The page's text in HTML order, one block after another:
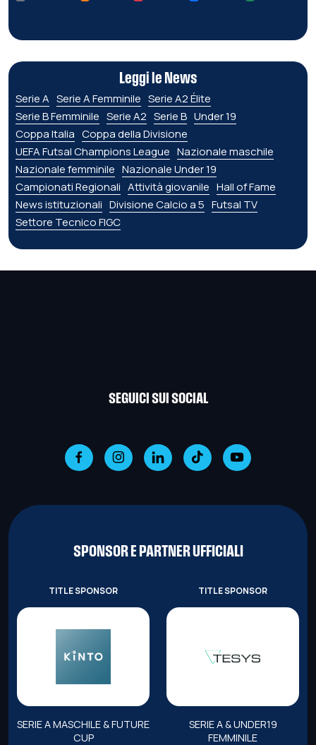
Leggi le News
Serie A Serie A Femminile Serie A2 Élite
Serie B Femminile Serie A2 Serie B Under 19
Coppa Italia Coppa della Divisione
UEFA Futsal Champions League Nazionale maschile
Nazionale femminile Nazionale Under 19
Campionati Regionali Attività giovanile Hall of Fame
News istituzionali Divisione Calcio a 5 Futsal TV
Settore Tecnico FIGC
SEGUICI SUI SOCIAL
SPONSOR E PARTNER UFFICIALI
TITLE SPONSOR
SERIE A MASCHILE & FUTURE
CUP
TITLE SPONSOR
SERIE A & UNDER19
FEMMINILE